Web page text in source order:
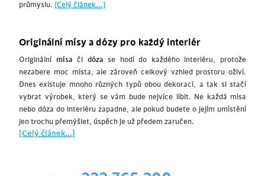
průmyslu. [Celý článek...]
Originální mísy a dózy pro každý interiér
Originální mísa či dóza se hodí do každého interiéru, protože
nezabere moc místa, ale zároveň celkový vzhled prostoru oživí.
Dnes existuje mnoho různých typů obou dekorací, a tak si stačí
vybrat výrobek, který se vám bude nejvíce líbit. Ne každá mísa
nebo dóza do interiéru zapadne, ale pokud budete o jejím umístění
jen trochu přemýšlet, úspěch je už předem zaručen.
[Celý článek...]